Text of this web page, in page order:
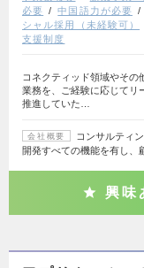
必要
中国語力が必要
シャル採用（未経験可）
支援制度
コネクティッド領域やその
業務を、ご経験に応じてリ
推進していた…
会社概要
コンサルティ
開発すべての機能を有し、
興味